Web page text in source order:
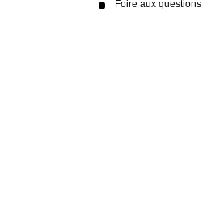
Foire aux questions